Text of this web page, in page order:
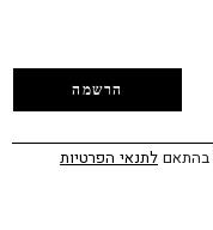
לתנאי הפרטיות